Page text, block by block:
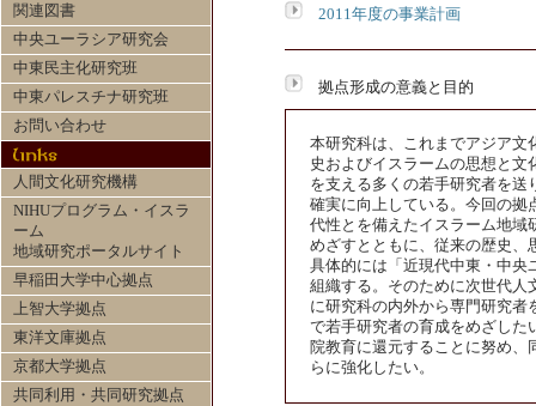
関連図書
中央ユーラシア研究会
中東民主化研究班
中東パレスチナ研究班
お問い合わせ
人間文化研究機構
NIHUプログラム・イスラ
ーム
地域研究ポータルサイト
早稲田大学中心拠点
上智大学拠点
東洋文庫拠点
京都大学拠点
共同利用・共同研究拠点
2011年度の事業計画
拠点形成の意義と目的
本研究科は、これまでアジア文
史およびイスラームの思想と文
を支える多くの若手研究者を送
確実に向上している。今回の拠
代性とを備えたイスラーム地域
めざすとともに、従来の歴史、
具体的には「近現代中東・中央
組織する。そのために次世代人
に研究科の内外から専門研究者
で若手研究者の育成をめざした
院教育に還元することに努め
らに強化したい。